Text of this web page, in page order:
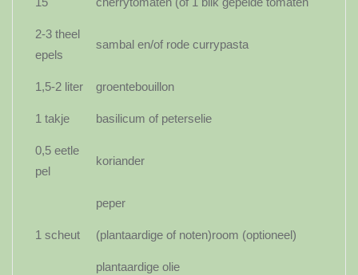
2-3 theel
epels
sambal en/of rode currypasta
1,5-2 liter groentebouillon
1 takje basilicum of peterselie
0,5 eetle
pel
koriander
peper
1 scheut (plantaardige of noten)room (optioneel)
plantaardige olie